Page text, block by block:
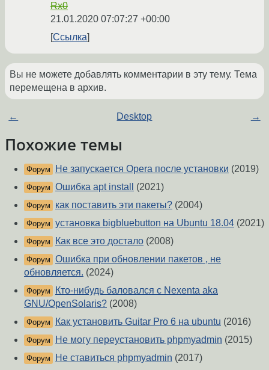
Rx0
21.01.2020 07:07:27 +00:00
Ссылка
Вы не можете добавлять комментарии в эту тему. Тема
перемещена в архив.
← Desktop →
Похожие темы
Форум Не запускается Opera после установки (2019)
Форум Ошибка apt install (2021)
Форум как поставить эти пакеты? (2004)
Форум установка bigbluebutton на Ubuntu 18.04 (2021)
Форум Как все это достало (2008)
Форум Ошибка при обновлении пакетов , не
обновляется. (2024)
Форум
Кто-нибудь баловался с Nexenta aka
GNU/OpenSolaris? (2008)
Форум Как установить Guitar Pro 6 на ubuntu (2016)
Форум Не могу переустановить phpmyadmin (2015)
Форум Не ставиться phpmyadmin (2017)